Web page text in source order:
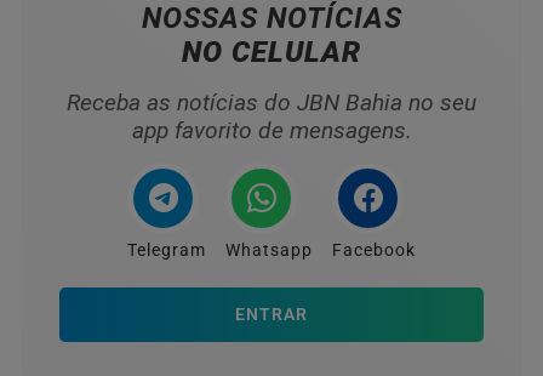
NOSSAS NOTÍCIAS
NO CELULAR
Receba as notícias do JBN Bahia no seu
app favorito de mensagens.
Telegram Whatsapp Facebook
ENTRAR